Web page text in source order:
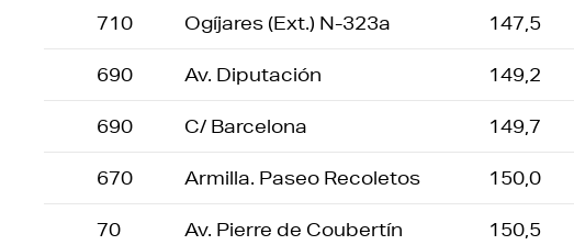
710 Ogíjares (Ext.) N-323a 147,5
690 Av. Diputación 149,2
690 C/ Barcelona 149,7
670 Armilla. Paseo Recoletos 150,0
70 Av. Pierre de Coubertín 150,5